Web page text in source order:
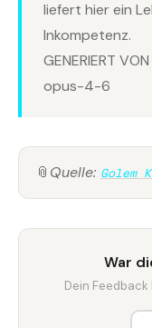
liefert hier ein
Inkompetenz.
GENERIERT
opus-4-6
📎 Quelle: Golem
War
Dein